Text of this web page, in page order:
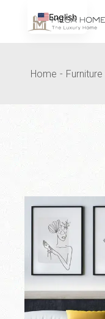
contenu
Home Furniture
English